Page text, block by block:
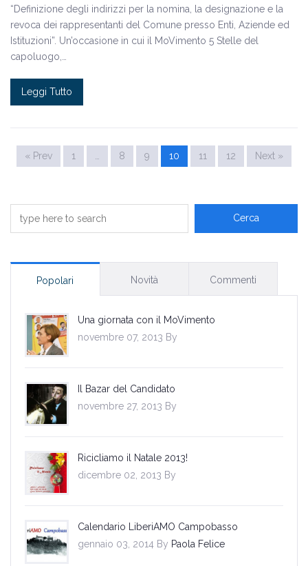
“Definizione degli indirizzi per la nomina, la designazione e la
revoca dei rappresentanti del Comune presso Enti, Aziende ed
Istituzioni”. Un’occasione in cui il MoVimento 5 Stelle del
capoluogo,…
Leggi Tutto
« Prev 1 8 9 10 11 12 Next »
Popolari Novità Commenti
Una giornata con il MoVimento
novembre 07, 2013 By
Il Bazar del Candidato
novembre 27, 2013 By
Ricicliamo il Natale 2013!
dicembre 02, 2013 By
Calendario LiberiAMO Campobasso
gennaio 03, 2014 By Paola Felice